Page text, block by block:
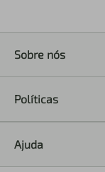
Sobre nós
Políticas
Ajuda